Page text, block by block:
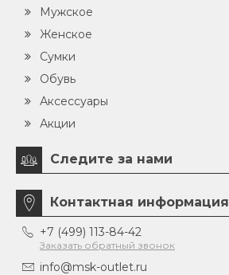
Мужское
Женское
Сумки
Обувь
Аксессуары
Акции
Следите за нами
Контактная информация
+7 (499) 113-84-42
Заказать обратный звонок
info@msk-outlet.ru